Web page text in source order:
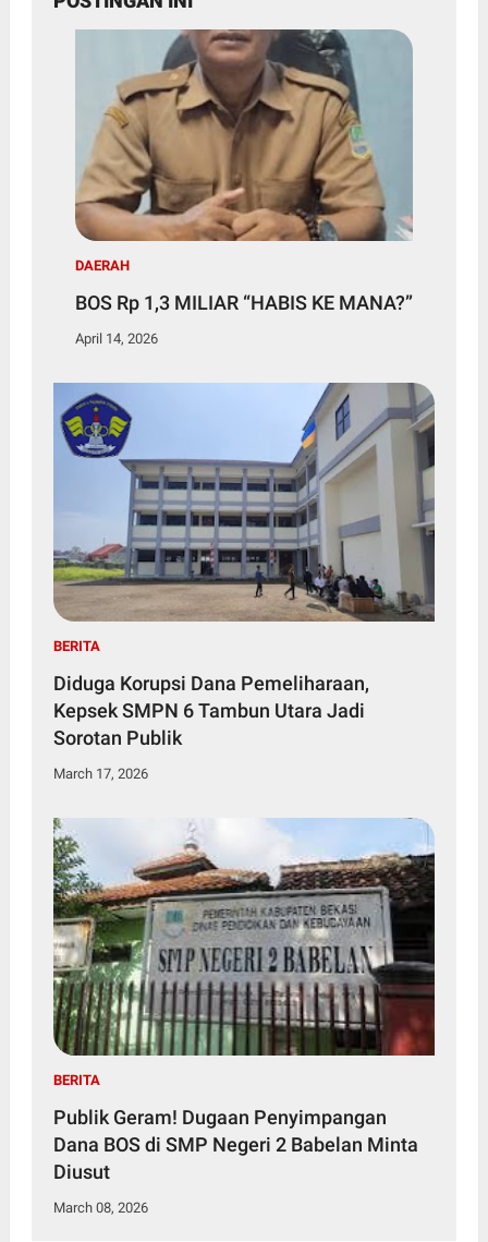
DAERAH
BOS Rp 1,3 MILIAR “HABIS KE MANA?”
April 14, 2026
BERITA
Diduga Korupsi Dana Pemeliharaan,
Kepsek SMPN 6 Tambun Utara Jadi
Sorotan Publik
March 17, 2026
BERITA
Publik Geram! Dugaan Penyimpangan
Dana BOS di SMP Negeri 2 Babelan Minta
Diusut
March 08, 2026